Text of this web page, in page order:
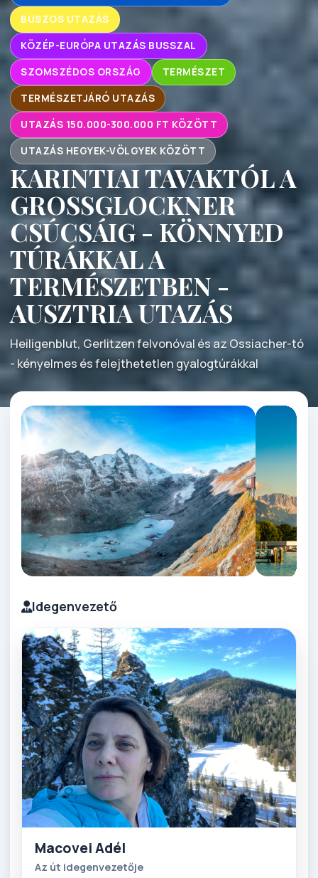
BUSZOS UTAZÁS
KÖZÉP-EURÓPA UTAZÁS BUSSZAL
SZOMSZÉDOS ORSZÁG TERMÉSZET
TERMÉSZETJÁRÓ UTAZÁS
UTAZÁS 150.000-300.000 FT KÖZÖTT
UTAZÁS HEGYEK-VÖLGYEK KÖZÖTT
KARINTIAI TAVAKTÓL A
GROSSGLOCKNER
CSÚCSÁIG - KÖNNYED
TÚRÁKKAL A
TERMÉSZETBEN -
AUSZTRIA UTAZÁS
Heiligenblut, Gerlitzen felvonóval és az Ossiacher-tó
- kényelmes és felejthetetlen gyalogtúrákkal
Idegenvezető
Macovei Adél
Az út idegenvezetője